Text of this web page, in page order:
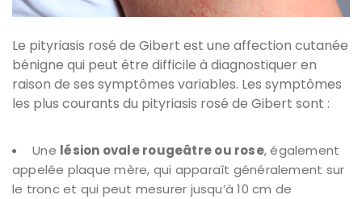
Le pityriasis rosé de Gibert est une affection cutanée
bénigne qui peut être difficile à diagnostiquer en
raison de ses symptômes variables. Les symptômes
les plus courants du pityriasis rosé de Gibert sont :
Une lésion ovale rougeâtre ou rose, également
appelée plaque mère, qui apparaît généralement sur
le tronc et qui peut mesurer jusqu’à 10 cm de